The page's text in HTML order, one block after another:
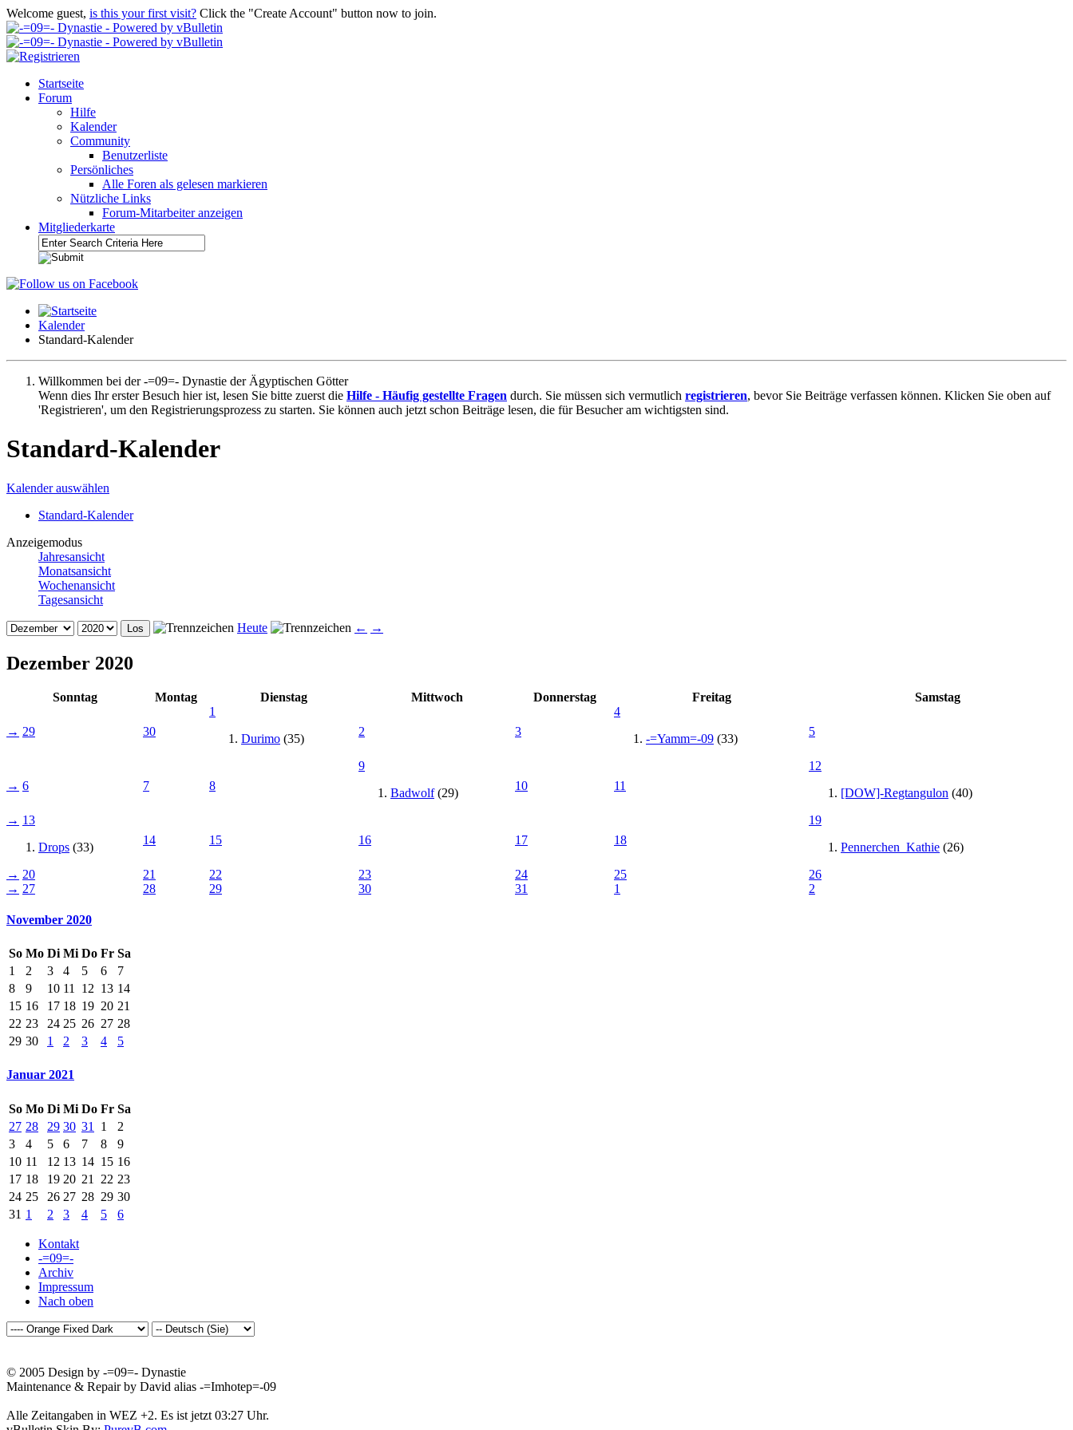
Welcome guest, is this your first visit? Click the "Create Account" button now to join.
Startseite
Forum
Hilfe
Kalender
Community
Benutzerliste
Persönliches
Alle Foren als gelesen markieren
Nützliche Links
Forum-Mitarbeiter anzeigen
Mitgliederkarte
Kalender
Standard-Kalender
Willkommen bei der -=09=- Dynastie der Ägyptischen Götter
Wenn dies Ihr erster Besuch hier ist, lesen Sie bitte zuerst die Hilfe - Häufig gestellte Fragen durch. Sie müssen sich vermutlich registrieren, bevor Sie Beiträge verfassen können. Klicken Sie oben auf
'Registrieren', um den Registrierungsprozess zu starten. Sie können auch jetzt schon Beiträge lesen, die für Besucher am wichtigsten sind.
Standard-Kalender
Kalender auswählen
Standard-Kalender
Anzeigemodus
Jahresansicht
Monatsansicht
Wochenansicht
Tagesansicht
Heute ← →
Dezember 2020
Sonntag Montag Dienstag Mittwoch Donnerstag Freitag Samstag
→ 29 30
1
Durimo (35)
2 3
4
-=Yamm=-09 (33)
5
→ 6 7 8
9
Badwolf(29)
10 11
12
[DOW]-Regtangulon (40)
→ 13
Drops (33)
14 15 16 17 18
19
Pennerchen_Kathie (26)
→ 20 21 22 23 24 25
26
→ 27 28 29 30 31 1 2
November 2020
So Mo Di Mi Do Fr Sa
1
2 3 4 5 6
7
8
9 10 11 12 13 14
15 16 17 18 19 20 21
22 23 24 25 26 27 28
29 30 1 2 3 4 5
Januar 2021
So Mo Di Mi Do Fr Sa
27 28 29 30 31 1
2
3
4 5 6 7 8
9
10 11 12 13 14 15 16
17 18 19 20 21 22 23
24 25 26 27 28 29 30
31 1 2 3 4 5 6
Kontakt
-=09=-
Archiv
Impressum
Nach oben
© 2005 Design by -=09=- Dynastie
Maintenance & Repair by David alias -=Imhotep=-09
Alle Zeitangaben in WEZ +2. Es ist jetzt 03:27 Uhr.